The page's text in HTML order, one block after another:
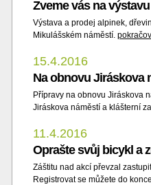
Zveme vás na
Výstava a prodej alpinek,
Mikulášském náměstí.
15.4.2016
Na obnovu Jiráskova
Přípravy na obnovu Jiráskova
Jiráskova náměstí a klášterní
11.4.2016
Oprašte svůj bicykl a
Záštitu nad akcí převzal
Registrovat se můžete do